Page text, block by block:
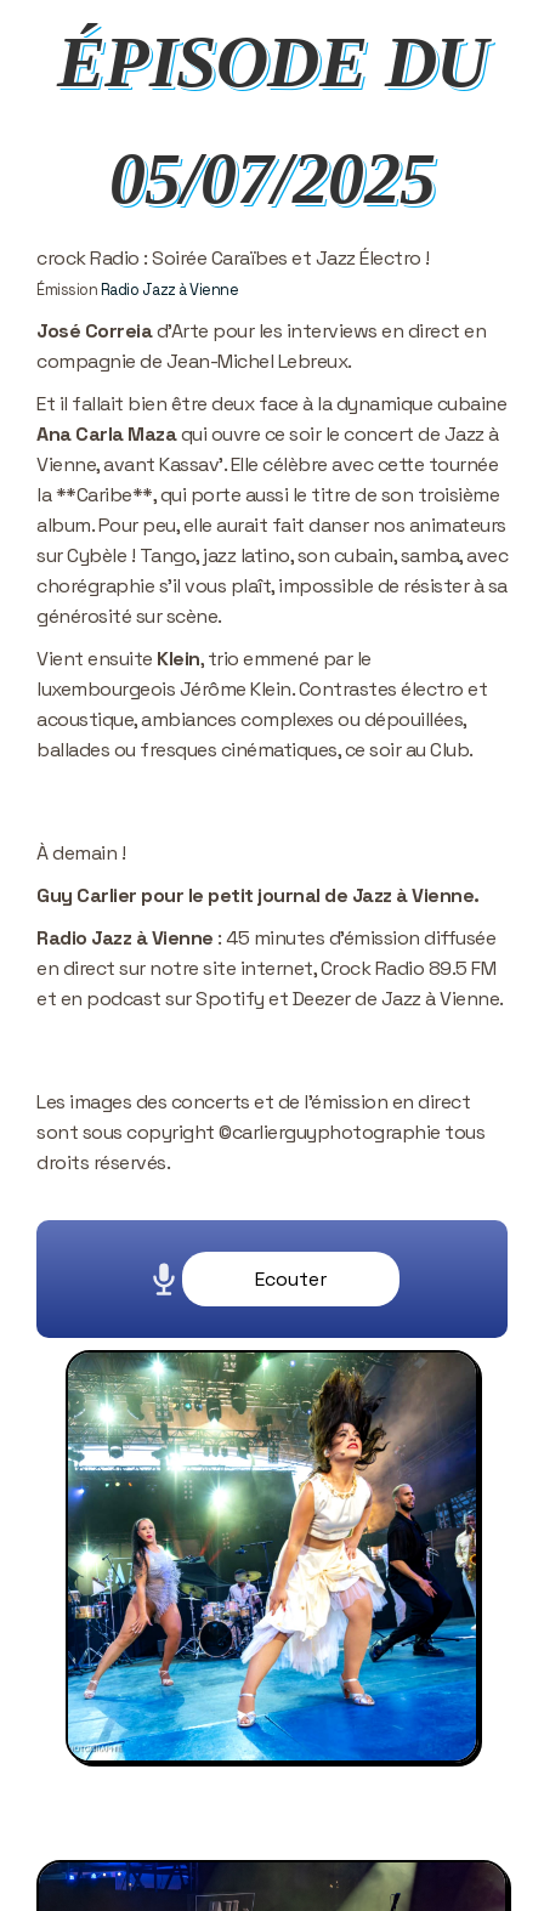
ÉPISODE DU
05/07/2025
crock Radio : Soirée Caraïbes et Jazz Électro !
ÉmissionRadio Jazz à Vienne
José Correiad'Arte pour les interviews en direct en
compagnie de Jean-Michel Lebreux.
Et il fallait bien être deux face à la dynamique cubaine
Ana Carla Mazaqui ouvre ce soir le concert de Jazz à
Vienne, avant Kassav’. Elle célèbre avec cette tournée
la **Caribe**, qui porte aussi le titre de son troisième
album. Pour peu, elle aurait fait danser nos animateurs
sur Cybèle ! Tango, jazz latino, son cubain, samba, avec
chorégraphie s’il vous plaît, impossible de résister à sa
générosité sur scène.
Vient ensuite Klein, trio emmené par le
luxembourgeois Jérôme Klein. Contrastes électro et
acoustique, ambiances complexes ou dépouillées,
ballades ou fresques cinématiques, ce soir au Club.
À demain !
Guy Carlier pour le petit journal de Jazz à Vienne.
Radio Jazz à Vienne : 45 minutes d’émission diffusée
en direct sur notre site internet, Crock Radio 89.5 FM
et en podcast sur Spotify et Deezer de Jazz à Vienne.
Les images des concerts et de l’émission en direct
sont sous copyright ©carlierguyphotographie tous
droits réservés.
Ecouter